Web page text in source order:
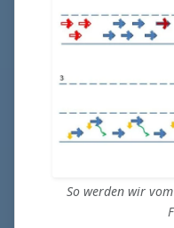
So werden wir